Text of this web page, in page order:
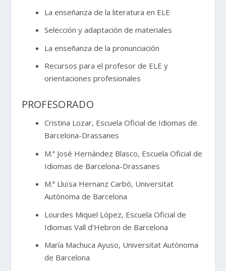
La enseñanza de la literatura en ELE
Selección y adaptación de materiales
La enseñanza de la pronunciación
Recursos para el profesor de ELE y
orientaciones profesionales
PROFESORADO
Cristina Lozar, Escuela Oficial de Idiomas de
Barcelona-Drassanes
M.ª José Hernández Blasco, Escuela Oficial de
Idiomas de Barcelona-Drassanes
M.ª Lluïsa Hernanz Carbó, Universitat
Autònoma de Barcelona
Lourdes Miquel López, Escuela Oficial de
Idiomas Vall d’Hebron de Barcelona
María Machuca Ayuso, Universitat Autònoma
de Barcelona